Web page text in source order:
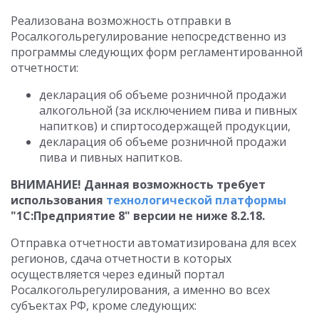
Реализована возможность отправки в
Росалкогольрегулирование непосредственно из
программы следующих форм регламентированной
отчетности:
декларация об объеме розничной продажи
алкогольной (за исключением пива и пивных
напитков) и спиртосодержащей продукции,
декларация об объеме розничной продажи
пива и пивных напитков.
ВНИМАНИЕ! Данная возможность требует
использования технологической платформы
"1С:Предприятие 8" версии не ниже 8.2.18.
Отправка отчетности автоматизирована для всех
регионов, сдача отчетности в которых
осуществляется через единый портал
Росалкогольрегулирования, а именно во всех
субъектах РФ, кроме следующих: